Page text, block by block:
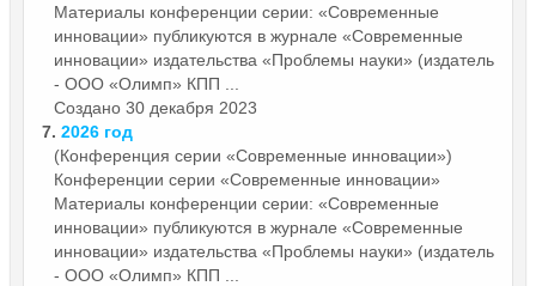
Материалы конференции серии: «Современные
инновации» публикуются в журнале «Современные
инновации» издательства «Проблемы науки» (издатель
- ООО «Олимп» КПП ...
Создано 30 декабря 2023
7. 2026 год
(Конференция серии «Современные инновации»)
Конференции серии «Современные инновации»
Материалы конференции серии: «Современные
инновации» публикуются в журнале «Современные
инновации» издательства «Проблемы науки» (издатель
- ООО «Олимп» КПП ...